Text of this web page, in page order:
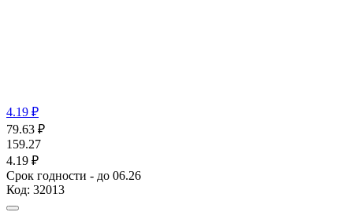
4.19 ₽
79.63 ₽
159.27
4.19 ₽
Срок годности - до 06.26
Код: 32013